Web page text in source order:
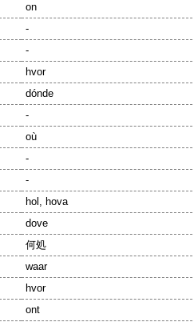
on
-
-
hvor
dónde
-
où
-
-
hol, hova
dove
何処
waar
hvor
ont